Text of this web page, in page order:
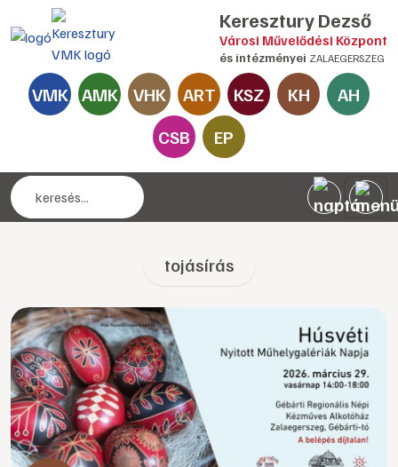
Keresztury Dezső
Városi Művelődési Központ
és intézményei ZALAEGERSZEG
VMK AMK VHK ART KSZ KH
AH
CSB
EP
tojásírás